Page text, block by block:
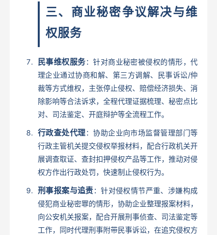
三、商业秘密争议解决与维
权服务
民事维权服务：针对商业秘密被侵权的情形，代
理企业通过协商和解、第三方调解、民事诉讼/仲
裁等方式维权，主张停止侵权、赔偿经济损失、消
除影响等合法诉求，全程代理证据梳理、秘密点比
对、司法鉴定、开庭辩护等全流程工作。
行政查处代理：协助企业向市场监督管理部门等
行政主管机关提交侵权举报材料，配合行政机关开
展调查取证、查封扣押侵权产品等工作，推动对侵
权方作出行政处罚，快速制止侵权行为。
刑事报案与追责：针对侵权情节严重、涉嫌构成
侵犯商业秘密罪的情形，协助企业整理报案材料，
向公安机关报案，配合开展刑事侦查、司法鉴定等
工作，同时代理刑事附带民事诉讼，在追究侵权方